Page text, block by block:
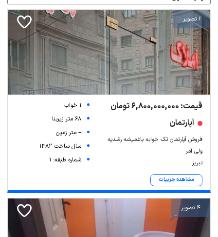
1 تصویر
قیمت: 6,800,000,000 تومان
آپارتمان
فروش آپارتمان تک خوابه باغمیشه رشدیه
ولی امر
تبریز
مشاهده جزییات
1 خواب
68 متر زیربنا
-- متر زمین
سال ساخت 1382
شماره طبقه: 1
4 تصویر